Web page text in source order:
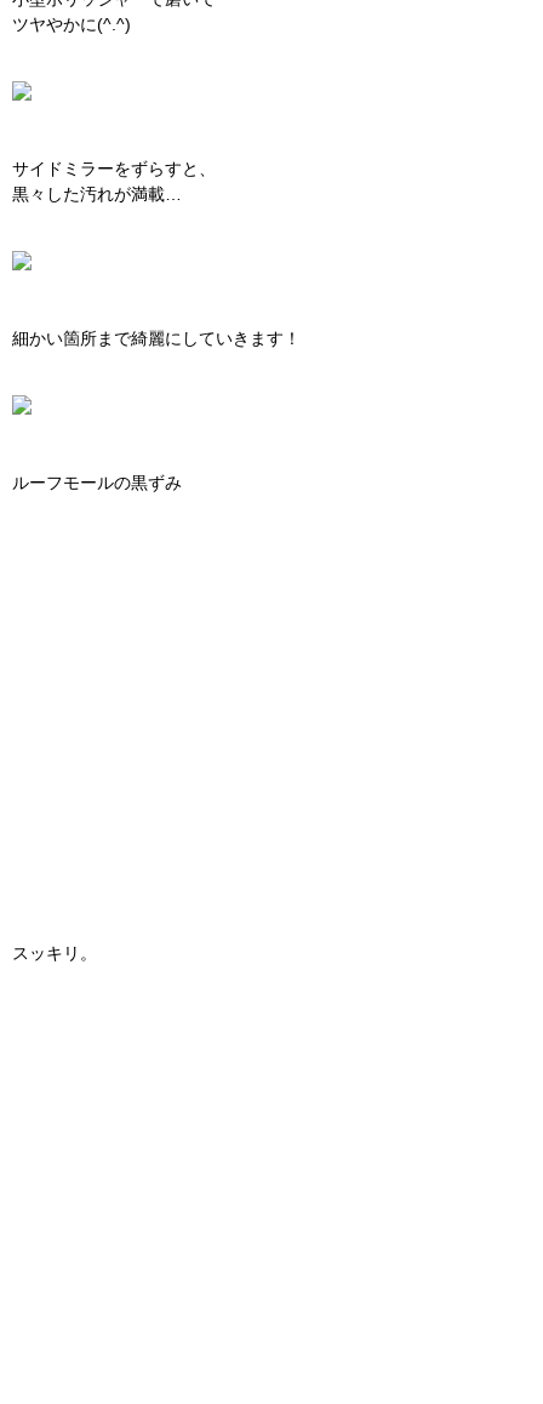
ツヤやかに(^.^)
サイドミラーをずらすと、
黒々した汚れが満載…
細かい箇所まで綺麗にしていきます！
ルーフモールの黒ずみ
スッキリ。